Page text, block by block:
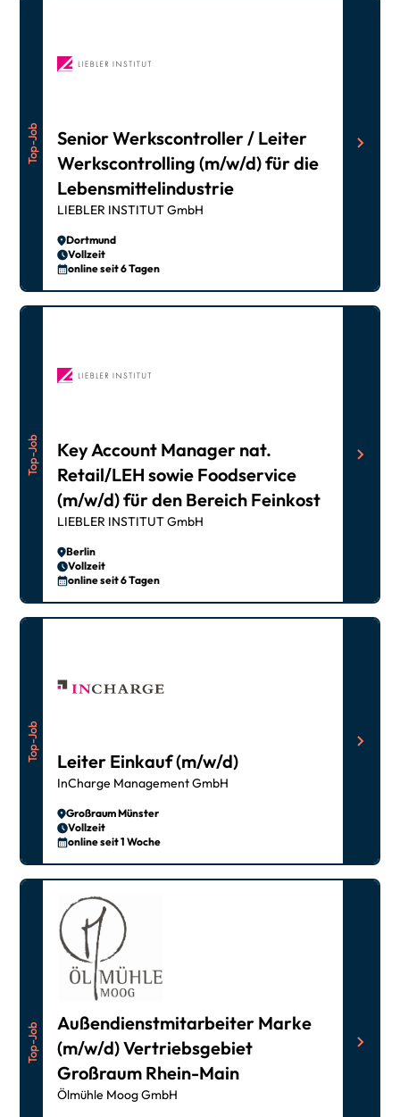
Top-Job
Senior Werkscontroller / Leiter
Werkscontrolling (m/w/d) für die
Lebensmittelindustrie
LIEBLER INSTITUT GmbH
Dortmund
Vollzeit
online seit 6 Tagen
Top-Job
Key Account Manager nat.
Retail/LEH sowie Foodservice
(m/w/d) für den Bereich Feinkost
LIEBLER INSTITUT GmbH
Berlin
Vollzeit
online seit 6 Tagen
Top-Job Leiter Einkauf (m/w/d)
InCharge Management GmbH
Großraum Münster
Vollzeit
online seit 1 Woche
Top-Job
Außendienstmitarbeiter Marke
(m/w/d) Vertriebsgebiet
Großraum Rhein-Main
Ölmühle Moog GmbH